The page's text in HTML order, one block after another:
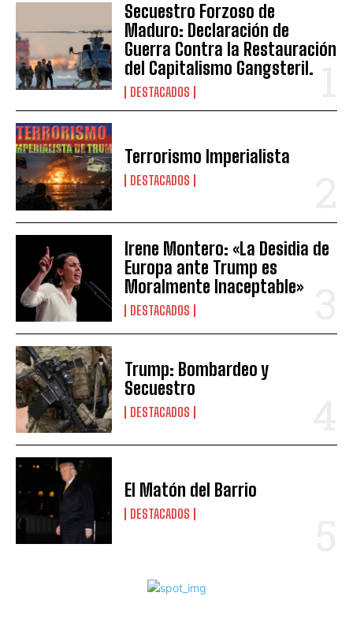
Secuestro Forzoso de
Maduro: Declaración de
Guerra Contra la Restauración
del Capitalismo Gangsteril.
DESTACADOS
Terrorismo Imperialista
DESTACADOS
Irene Montero: «La Desidia de
Europa ante Trump es
Moralmente Inaceptable»
DESTACADOS
Trump: Bombardeo y
Secuestro
DESTACADOS
El Matón del Barrio
DESTACADOS